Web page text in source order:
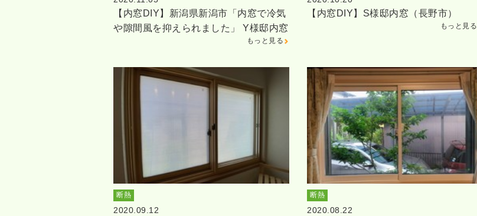
【内窓DIY】新潟県新潟市「内窓で冷気
や隙間風を抑えられました」 Y様邸内窓
もっと見る
【内窓DIY】S様邸内窓（長野市）
もっと見る
断熱
2020.09.12
断熱
2020.08.22